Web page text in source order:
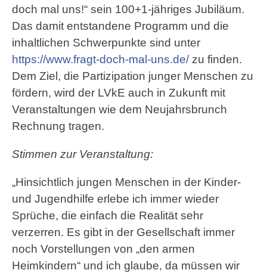
doch mal uns!“ sein 100+1-jähriges Jubiläum.
Das damit entstandene Programm und die
inhaltlichen Schwerpunkte sind unter
https://www.fragt-doch-mal-uns.de/zu finden.
Dem Ziel, die Partizipation junger Menschen zu
fördern, wird der LVkE auch in Zukunft mit
Veranstaltungen wie dem Neujahrsbrunch
Rechnung tragen.
Stimmen zur Veranstaltung:
„Hinsichtlich jungen Menschen in der Kinder-
und Jugendhilfe erlebe ich immer wieder
Sprüche, die einfach die Realität sehr
verzerren. Es gibt in der Gesellschaft immer
noch Vorstellungen von „den armen
Heimkindern“ und ich glaube, da müssen wir